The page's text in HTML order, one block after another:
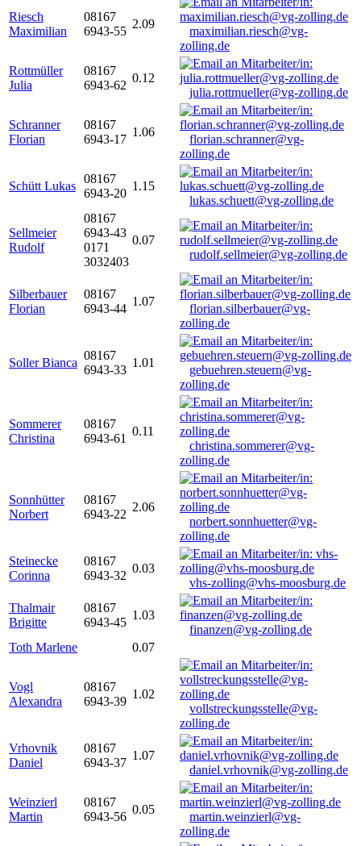
Riesch
Maximilian
08167
6943-55
2.09
maximilian.riesch@vg-
zolling.de
Rottmüller
Julia
08167
6943-62
0.12
julia.rottmueller@vg-zolling.de
Schranner
Florian
08167
6943-17
1.06
florian.schranner@vg-
zolling.de
Schütt Lukas
08167
6943-20
1.15
lukas.schuett@vg-zolling.de
Sellmeier
Rudolf
08167
6943-43
0171
3032403
0.07
rudolf.sellmeier@vg-zolling.de
Silberbauer
Florian
08167
6943-44
1.07
florian.silberbauer@vg-
zolling.de
Soller Bianca
08167
6943-33
1.01
gebuehren.steuern@vg-
zolling.de
Sommerer
Christina
08167
6943-61
0.11
christina.sommerer@vg-
zolling.de
Sonnhütter
Norbert
08167
6943-22
2.06
norbert.sonnhuetter@vg-
zolling.de
Steinecke
Corinna
08167
6943-32
0.03
vhs-zolling@vhs-moosburg.de
Thalmair
Brigitte
08167
6943-45
1.03
finanzen@vg-zolling.de
Toth Marlene
0.07
Vogl
Alexandra
08167
6943-39
1.02
vollstreckungsstelle@vg-
zolling.de
Vrhovnik
Daniel
08167
6943-37
1.07
daniel.vrhovnik@vg-zolling.de
Weinzierl
Martin
08167
6943-56
0.05
martin.weinzierl@vg-
zolling.de